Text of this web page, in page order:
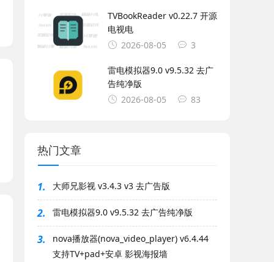
TVBookReader v0.22.7 开源
电视电
2026-08-05
3
雷电模拟器9.0 v9.5.32 去广
告纯净版
2026-08-05
83
热门文章
1. 大师兄影视 v3.4.3 v3 去广告版
2. 雷电模拟器9.0 v9.5.32 去广告纯净版
3.
nova播放器(nova_video_player) v6.4.44
支持TV+pad+安卓 影视海报墙